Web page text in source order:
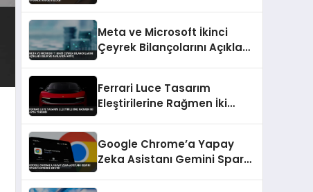
Meta ve Microsoft İkinci
Çeyrek Bilançolarını Açıkladı
Ferrari Luce Tasarım
Eleştirilerine Rağmen İki
Google Chrome’a Yapay
Zeka Asistanı Gemini Spark’ı